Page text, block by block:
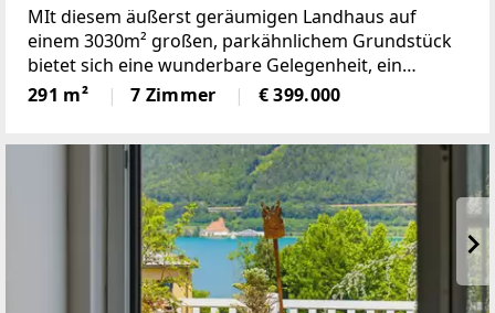
MIt diesem äußerst geräumigen Landhaus auf
einem 3030m² großen, parkähnlichem Grundstück
bietet sich eine wunderbare Gelegenheit, ein
einmaliges Domizil in der beliebten Gemeinde
Krumbach zu schaffen!Das 1972 in Ziegelbauweise
291 m² 7 Zimmer € 399.000